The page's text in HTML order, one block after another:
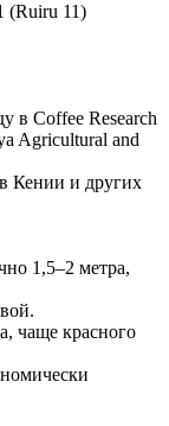
(Ruiru 11)
в Coffee Research
Agricultural and
Кении и других
1,5–2 метра,
чаще красного